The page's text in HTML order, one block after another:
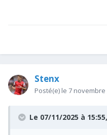
Stenx
Posté(e) le 7 novembre
Le 07/11/2025 à 15:55,